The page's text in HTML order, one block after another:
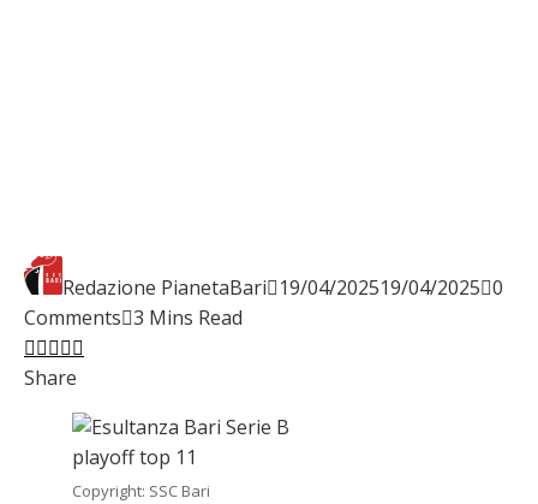
Redazione PianetaBari 19/04/202519/04/2025 0
Comments 3 Mins Read
Facebook
Twitter
LinkedIn
Pinterest
Stumbleupon
Share
Copyright: SSC Bari